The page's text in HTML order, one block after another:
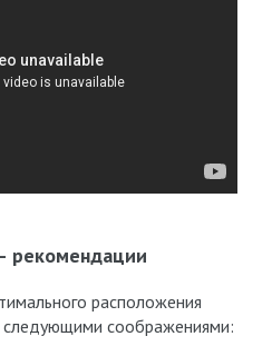
рекомендации
расположения
следующими соображениями: